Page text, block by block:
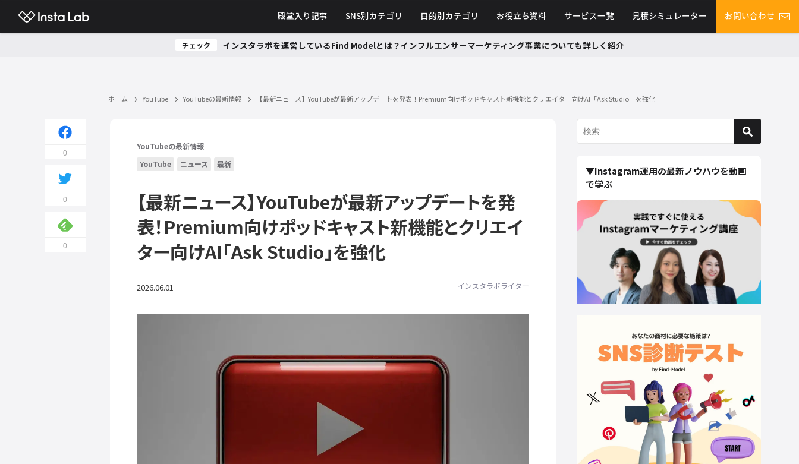
殿堂入り記事 SNS別カテゴリ 目的別カテゴリ お役立ち資料 サービス一覧 見積シミュレーター お問い合わせ
チェック インスタラボを運営しているFind Modelとは？インフルエンサーマーケティング事業についても詳しく紹介
ホーム YouTube YouTubeの最新情報 【最新ニュース】YouTubeが最新アップデートを発表！Premium向けポッドキャスト新機能とクリエイター向けAI「Ask Studio」を強化
0
0
0
YouTubeの最新情報
YouTube
ニュース 最新
【最新ニュース】YouTubeが最新アップデートを発
表！Premium向けポッドキャスト新機能とクリエイ
ター向けAI「Ask Studio」を強化
2026.06.01 インスタラボライター
▼Instagram運用の最新ノウハウを動画
で学ぶ